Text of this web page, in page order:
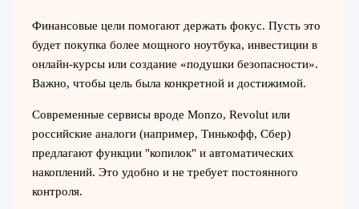
Финансовые цели помогают держать фокус. Пусть это
будет покупка более мощного ноутбука, инвестиции в
онлайн-курсы или создание «подушки безопасности».
Важно, чтобы цель была конкретной и достижимой.
Современные сервисы вроде Monzo, Revolut или
российские аналоги (например, Тинькофф, Сбер)
предлагают функции "копилок" и автоматических
накоплений. Это удобно и не требует постоянного
контроля.